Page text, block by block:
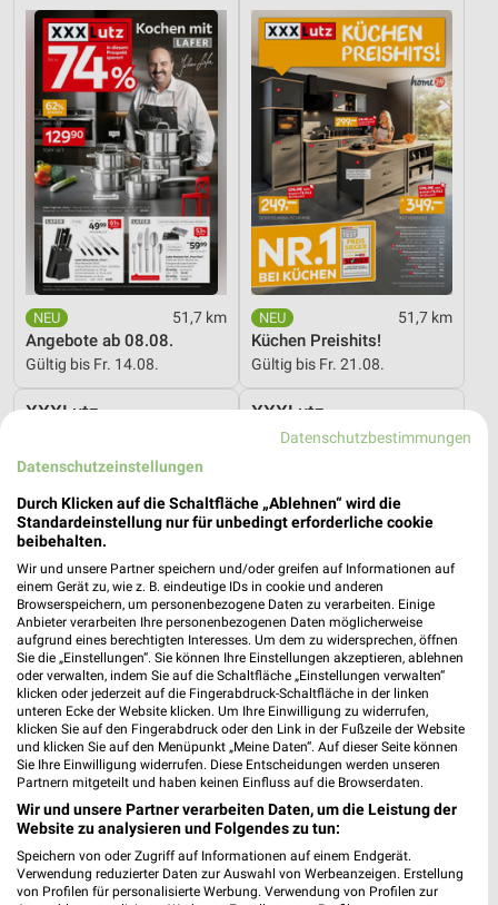
51,7 km
Angebote ab 08.08.
Gültig bis Fr. 14.08.
51,7 km
Küchen Preishits!
Gültig bis Fr. 21.08.
XXXLutz
51,7 km
Angebote ab 08.08.
Gültig bis Fr. 14.08.
XXXLutz
51,7 km
Gartenmöbel-Abverkauf
Gültig bis Fr. 28.08.
XXXLutz XXXLutz
Datenschutzbestimmungen
Datenschutzeinstellungen
Durch Klicken auf die Schaltfläche „Ablehnen“ wird die
Standardeinstellung nur für unbedingt erforderliche cookie
beibehalten.
Wir und unsere Partner speichern und/oder greifen auf Informationen auf
einem Gerät zu, wie z. B. eindeutige IDs in cookie und anderen
Browserspeichern, um personenbezogene Daten zu verarbeiten. Einige
Anbieter verarbeiten Ihre personenbezogenen Daten möglicherweise
aufgrund eines berechtigten Interesses. Um dem zu widersprechen, öffnen
Sie die „Einstellungen“. Sie können Ihre Einstellungen akzeptieren, ablehnen
oder verwalten, indem Sie auf die Schaltfläche „Einstellungen verwalten“
klicken oder jederzeit auf die Fingerabdruck-Schaltfläche in der linken
unteren Ecke der Website klicken. Um Ihre Einwilligung zu widerrufen,
klicken Sie auf den Fingerabdruck oder den Link in der Fußzeile der Website
und klicken Sie auf den Menüpunkt „Meine Daten“. Auf dieser Seite können
Sie Ihre Einwilligung widerrufen. Diese Entscheidungen werden unseren
Partnern mitgeteilt und haben keinen Einfluss auf die Browserdaten.
Wir und unsere Partner verarbeiten Daten, um die Leistung der
Website zu analysieren und Folgendes zu tun:
Speichern von oder Zugriff auf Informationen auf einem Endgerät.
Verwendung reduzierter Daten zur Auswahl von Werbeanzeigen. Erstellung
von Profilen für personalisierte Werbung. Verwendung von Profilen zur